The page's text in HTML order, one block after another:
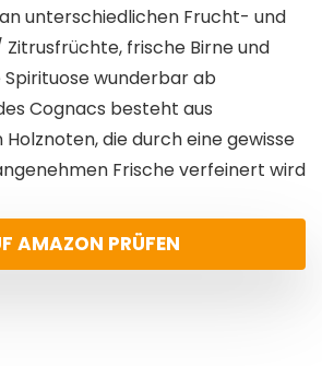
unterschiedlichen Frucht- und
frische Birne und
wunderbar ab
Cognacs besteht aus
die durch eine gewisse
Frische verfeinert wird
AMAZON PRÜFEN